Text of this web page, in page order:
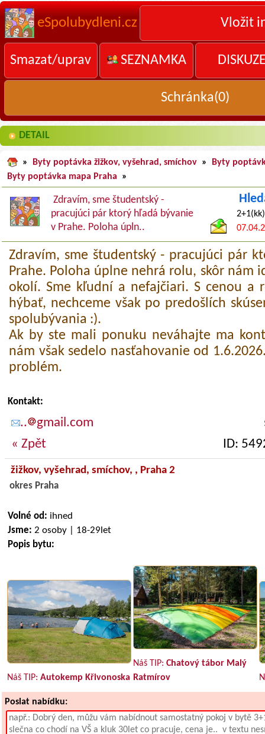
eSpolubydleni.cz Vložit
Smazat/uprav SEZNAMKA
Schránka(0)
DETAIL
» Byty poptávka žižkov, vyšehrad, smíchov »
Byty
Byty poptávka mapa Praha
»
Zdravím, sme študentský -
pracujúci pár ktorý hľadá bývanie
v Prahe. Poloha úpln..
2+1(kk)
Zdravím, sme študentský - pracujúci pár
Prahe. Poloha úplne nehrá rolu, skôr nám
okolí. Sme kľudní a nefajčiari. S cenou a
hýbať, nechceme však po predošlích
spolubývania :).
Ak by ste mali ponuku neváhajte ma
nám však sedelo nasťahovanie od
problém.
Kontakt:
.. gmail.com
« Zpět
ID:
žižkov, vyšehrad, smíchov, , Praha 2
okres Praha
Volné od: ihned
Jsme: 2 osoby | 18-29let
Popis bytu:
Náš TIP:Autokemp Křivonoska
Náš TIP: Chatový tábor Malý
Ratmírov
Poslat nabídku: